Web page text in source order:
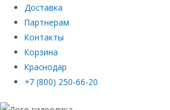
Доставка
Партнерам
Контакты
Корзина
Краснодар
+7 (800) 250-66-20